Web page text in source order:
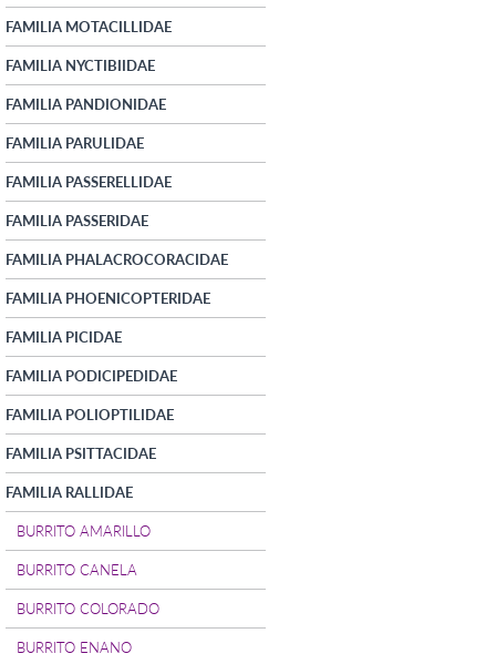
FAMILIA MOTACILLIDAE
FAMILIA NYCTIBIIDAE
FAMILIA PANDIONIDAE
FAMILIA PARULIDAE
FAMILIA PASSERELLIDAE
FAMILIA PASSERIDAE
FAMILIA PHALACROCORACIDAE
FAMILIA PHOENICOPTERIDAE
FAMILIA PICIDAE
FAMILIA PODICIPEDIDAE
FAMILIA POLIOPTILIDAE
FAMILIA PSITTACIDAE
FAMILIA RALLIDAE
BURRITO AMARILLO
BURRITO CANELA
BURRITO COLORADO
BURRITO ENANO